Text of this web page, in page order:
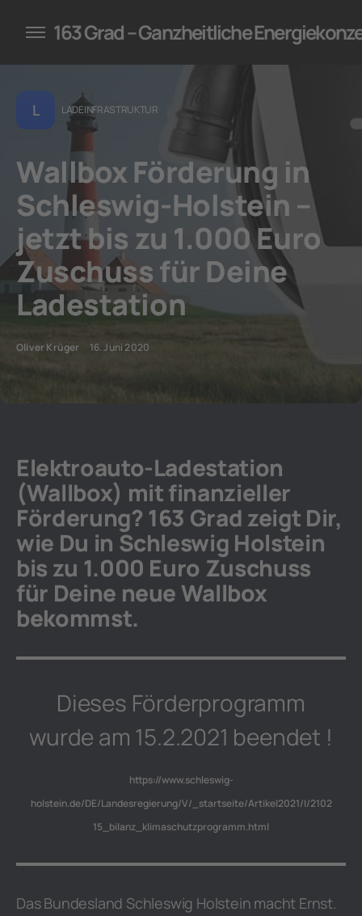
für Unternehmen
163 Grad – Ganzheitliche
L LADEINFRASTRUKTUR
Wallbox Förderung in
Schleswig-Holstein –
jetzt bis zu 1.000 Euro
Zuschuss für Deine
Ladestation
Oliver Krüger 16. Juni 2020
Elektroauto-Ladestation
(Wallbox) mit finanzieller
Förderung? 163 Grad zeigt Dir,
wie Du in Schleswig Holstein
bis zu 1.000 Euro Zuschuss
für Deine neue Wallbox
bekommst.
Dieses Förderprogramm
wurde am 15.2.2021 beendet !
https://www.schleswig-
holstein.de/DE/Landesregierung/V/_startseite/Artikel2021/I/2102
15_bilanz_klimaschutzprogramm.html
Das Bundesland Schleswig Holstein macht Ernst.